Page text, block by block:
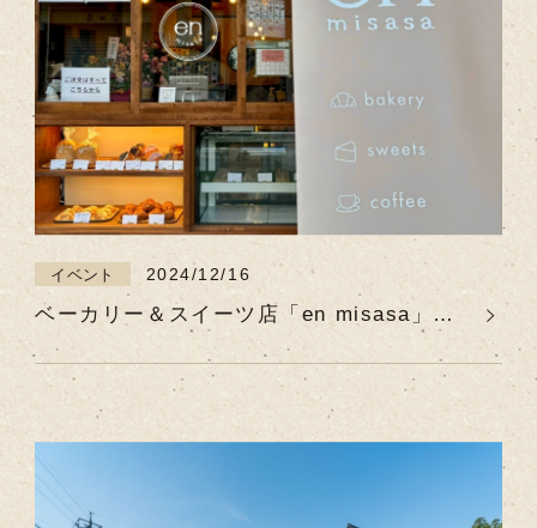
イベント 2024/12/16
ベーカリー＆スイーツ店「en misasa」三
朝温泉街に2024年12月16日OPEN！！